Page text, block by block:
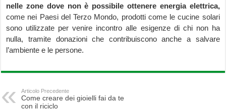
nelle zone dove non è possibile ottenere energia elettrica,
come nei Paesi del Terzo Mondo, prodotti come le cucine solari
sono utilizzate per venire incontro alle esigenze di chi non ha
nulla, tramite donazioni che contribuiscono anche a salvare
l’ambiente e le persone.
Articolo Precedente
Come creare dei gioielli fai da te
con il riciclo